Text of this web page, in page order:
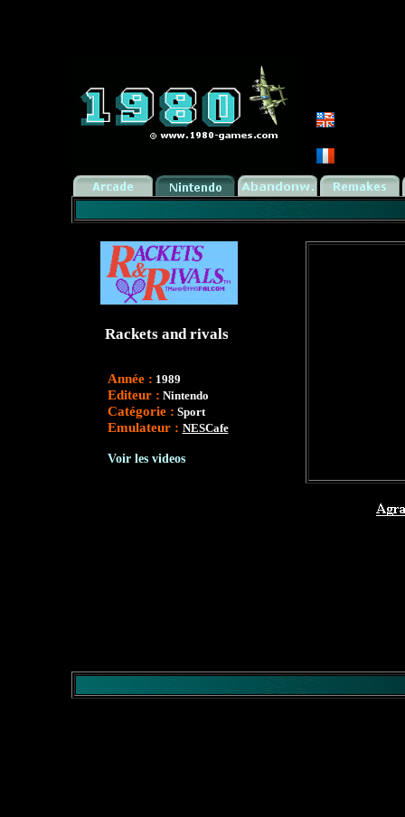
Rackets and rivals
Année : 1989
Editeur : Nintendo
Catégorie : Sport
Emulateur : NESCafe
Voir les videos